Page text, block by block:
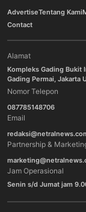
AdvertiseTentang Kami
Contact
Alamat
Kompleks Gading Bukit
Gading Permai, Jakarta
Nomor Telepon
087785148706
Email
Partnership &
Jam Operasional
Senin s/d Jumat jam